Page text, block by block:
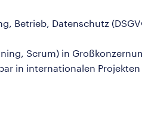
Betrieb, Datenschutz
Scrum) in
in internationalen Projekten